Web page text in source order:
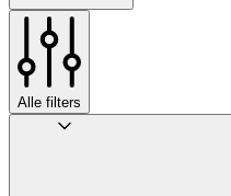
Alle filters